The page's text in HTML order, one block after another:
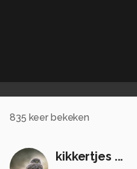
835 keer bekeken
kikkertjes ...